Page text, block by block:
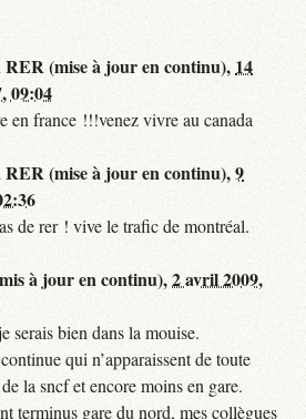
RER (mise à jour en continu), 14
09:04
en france !!!venez vivre au canada
RER (mise à jour en continu),9
de rer ! vive le trafic de montréal.
à jour en continu),2 avril 2009,
serais bien dans la mouise.
qui n’apparaissent de toute
la sncf et encore moins en gare.
terminus gare du nord, mes collègues